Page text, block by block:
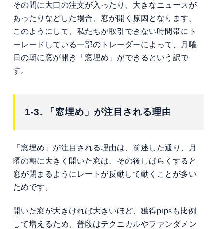
その間に大口の注文が入ったり、大きなニュースが
あったりなどした場合、窓が開く原因となります。
このようにして、私たちが取引できない時間帯にト
ーレードしている一部のトレーダーによって、月曜
日の朝に窓が開き「窓埋め」ができるという訳で
す。
1-3. 「窓埋め」が注目される理由
「窓埋め」が注目される理由は、前述した通り、月
曜の朝に大きく開いた窓は、その後しばらくすると
窓が閉まるようにレートが反動して動くことが多い
ためです。
開いた窓が大きければ大きいほど、獲得pipsも比例
して増えるため、普段はテクニカルやファンダメン